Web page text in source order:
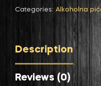
Categories: Alkoholna
Description
Reviews (0)